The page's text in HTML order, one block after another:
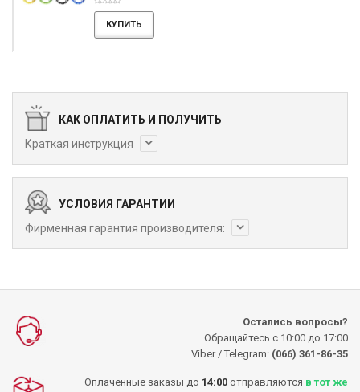
КУПИТЬ
КАК ОПЛАТИТЬ И ПОЛУЧИТЬ
Краткая инструкция
УСЛОВИЯ ГАРАНТИИ
Фирменная гарантия производителя:
Остались вопросы?
Обращайтесь с 10:00 до 17:00
Viber / Telegram: (066) 361-86-35
Оплаченные заказы до 14:00 отправляются в тот же